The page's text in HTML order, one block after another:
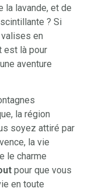
la lavande, et de
? Si
en
est là pour
aventure
la région
soyez attiré par
la vie
le charme
pour que vous
en toute